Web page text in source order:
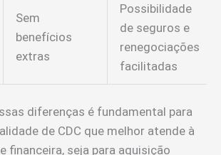
Sem
benefícios
extras
Possibilidade
de seguros e
renegociações
facilitadas
diferenças é fundamental para
de CDC que melhor atende à
financeira, seja para aquisição